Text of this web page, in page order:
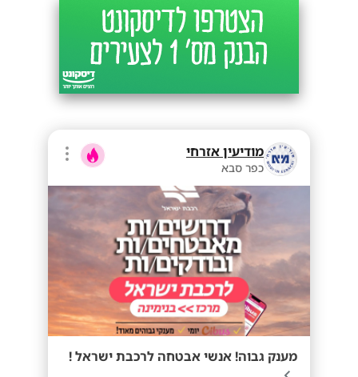
מודיעין אזרחי
כפר סבא
מענק גבוה! אנשי אבטחה לרכבת ישראל !